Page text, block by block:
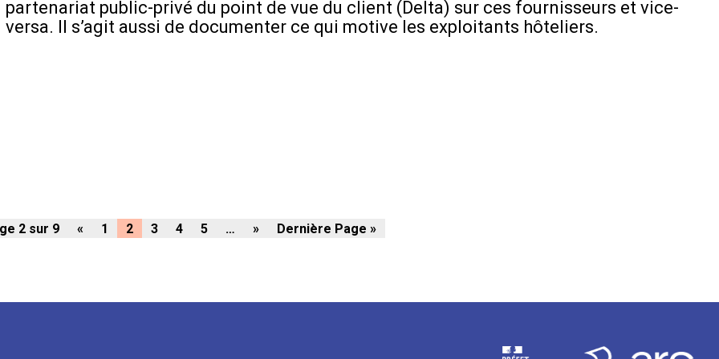
partenariat public-privé du point de vue du client (Delta) sur ces fournisseurs et vice-
versa. Il s’agit aussi de documenter ce qui motive les exploitants hôteliers.
2 sur 9 « 1 2 3 4 5 … » Dernière Page »